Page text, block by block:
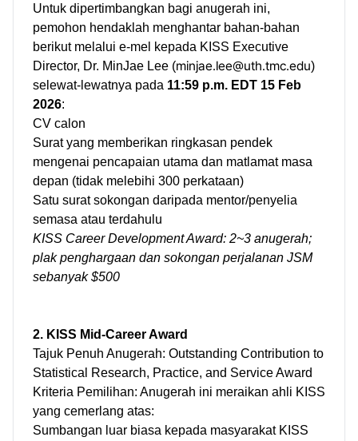
Untuk dipertimbangkan bagi anugerah ini,
pemohon hendaklah menghantar bahan-bahan
berikut melalui e-mel kepada KISS Executive
Director, Dr. MinJae Lee (minjae.lee@uth.tmc.edu)
selewat-lewatnya pada 11:59 p.m. EDT 15 Feb
2026:
CV calon
Surat yang memberikan ringkasan pendek
mengenai pencapaian utama dan matlamat masa
depan (tidak melebihi 300 perkataan)
Satu surat sokongan daripada mentor/penyelia
semasa atau terdahulu
KISS Career Development Award: 2~3 anugerah;
plak penghargaan dan sokongan perjalanan JSM
sebanyak $500
2. KISS Mid-Career Award
Tajuk Penuh Anugerah: Outstanding Contribution to
Statistical Research, Practice, and Service Award
Kriteria Pemilihan: Anugerah ini meraikan ahli KISS
yang cemerlang atas:
Sumbangan luar biasa kepada masyarakat KISS